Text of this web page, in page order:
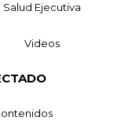
Salud Ejecutiva
Videos